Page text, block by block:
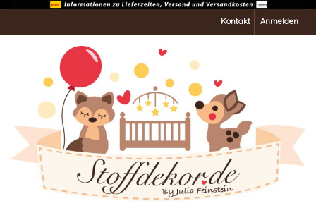
Anmelden
Kontakt